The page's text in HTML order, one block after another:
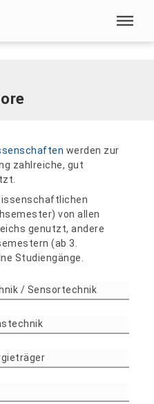
Ingenieurwissenschaften|
werden zur
zahlreiche, gut
von allen
genutzt, andere
(ab 3.
Studiengänge.
/ Sensortechnik